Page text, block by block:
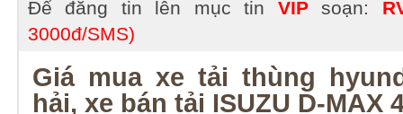
Để đăng tin lên mục tin VIP soạn:
3000đ/SMS)
Giá mua xe tải thùng
hải, xe bán tải ISUZU D-MAX